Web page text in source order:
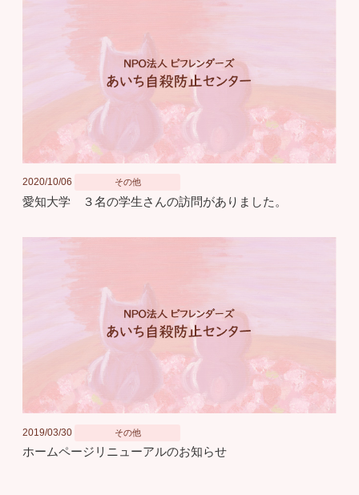
2020/10/06 その他
愛知大学 ３名の学生さんの訪問がありました。
2019/03/30 その他
ホームページリニューアルのお知らせ